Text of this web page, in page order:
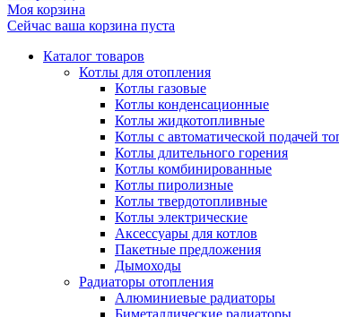
Моя корзина
Сейчас ваша корзина пуста
Каталог товаров
Котлы для отопления
Котлы газовые
Котлы конденсационные
Котлы жидкотопливные
Котлы с автоматической подачей
Котлы длительного горения
Котлы комбинированные
Котлы пиролизные
Котлы твердотопливные
Котлы электрические
Аксессуары для котлов
Пакетные предложения
Дымоходы
Радиаторы отопления
Алюминиевые радиаторы
Биметаллические радиаторы